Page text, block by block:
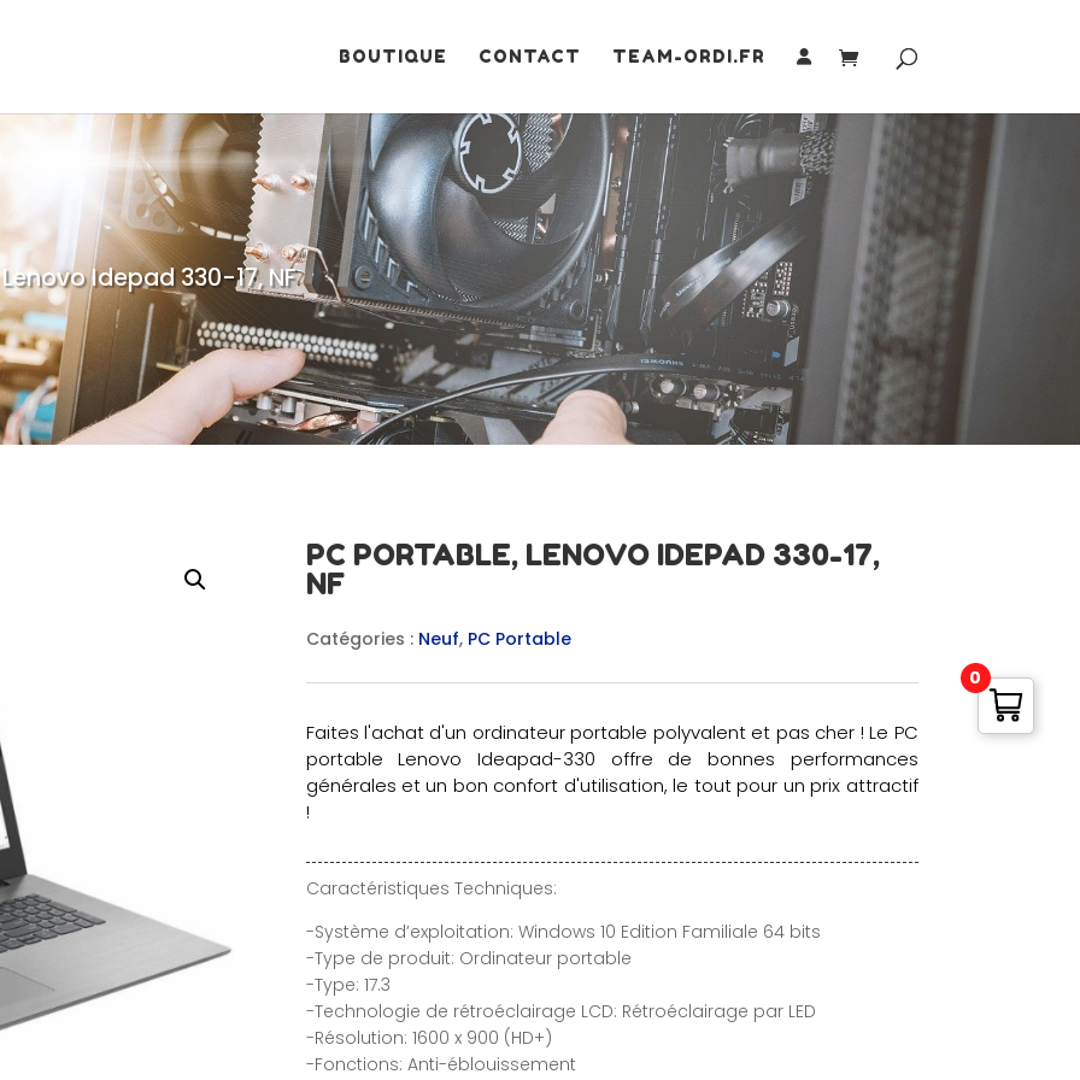
BOUTIQUE CONTACT TEAM-ORDI.FR
Idepad 330-17, NF
PC PORTABLE, LENOVO IDEPAD 330-17,
NF
Catégories : Neuf, PC Portable
Faites l'achat d'un ordinateur portable polyvalent et pas cher ! Le PC
portable Lenovo Ideapad-330 offre de bonnes performances
générales et un bon confort d'utilisation, le tout pour un prix attractif
!
Caractéristiques Techniques:
-Système d’exploitation: Windows 10 Edition Familiale 64 bits
-Type de produit: Ordinateur portable
-Type: 17.3
-Technologie de rétroéclairage LCD: Rétroéclairage par LED
-Résolution: 1600 x 900 (HD+)
-Fonctions: Anti-éblouissement
0